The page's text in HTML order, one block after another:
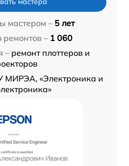
мастером – 5 лет
– 1 060
– ремонт плоттеров и
МИРЭА, «Электроника и